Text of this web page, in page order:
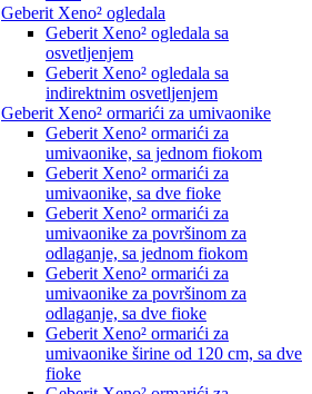
Geberit Xeno² ogledala
Geberit Xeno² ogledala sa
osvetljenjem
Geberit Xeno² ogledala sa
indirektnim osvetljenjem
Geberit Xeno² ormarići za umivaonike
Geberit Xeno² ormarići za
umivaonike, sa jednom fiokom
Geberit Xeno² ormarići za
umivaonike, sa dve fioke
Geberit Xeno² ormarići za
umivaonike za površinom za
odlaganje, sa jednom fiokom
Geberit Xeno² ormarići za
umivaonike za površinom za
odlaganje, sa dve fioke
Geberit Xeno² ormarići za
umivaonike širine od 120 cm, sa dve
fioke